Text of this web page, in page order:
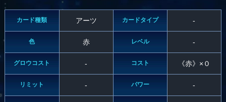
カード種類 アーツ カードタイプ -
色 赤 レベル -
グロウコスト - コスト 《赤》×０
リミット - パワー -